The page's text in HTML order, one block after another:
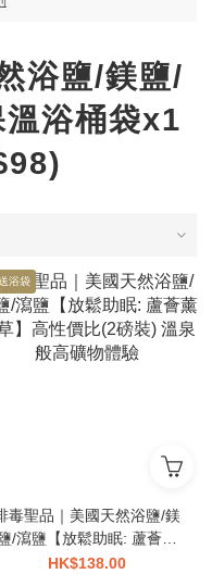
浴鹽/鎂鹽/
浴桶袋x1
浴袋
毒聖品｜美國天然浴鹽/鎂
/瀉鹽【放鬆助眠: 蘆薈薰
衣草】高性價比(2磅裝) 溫泉
HK$138.00